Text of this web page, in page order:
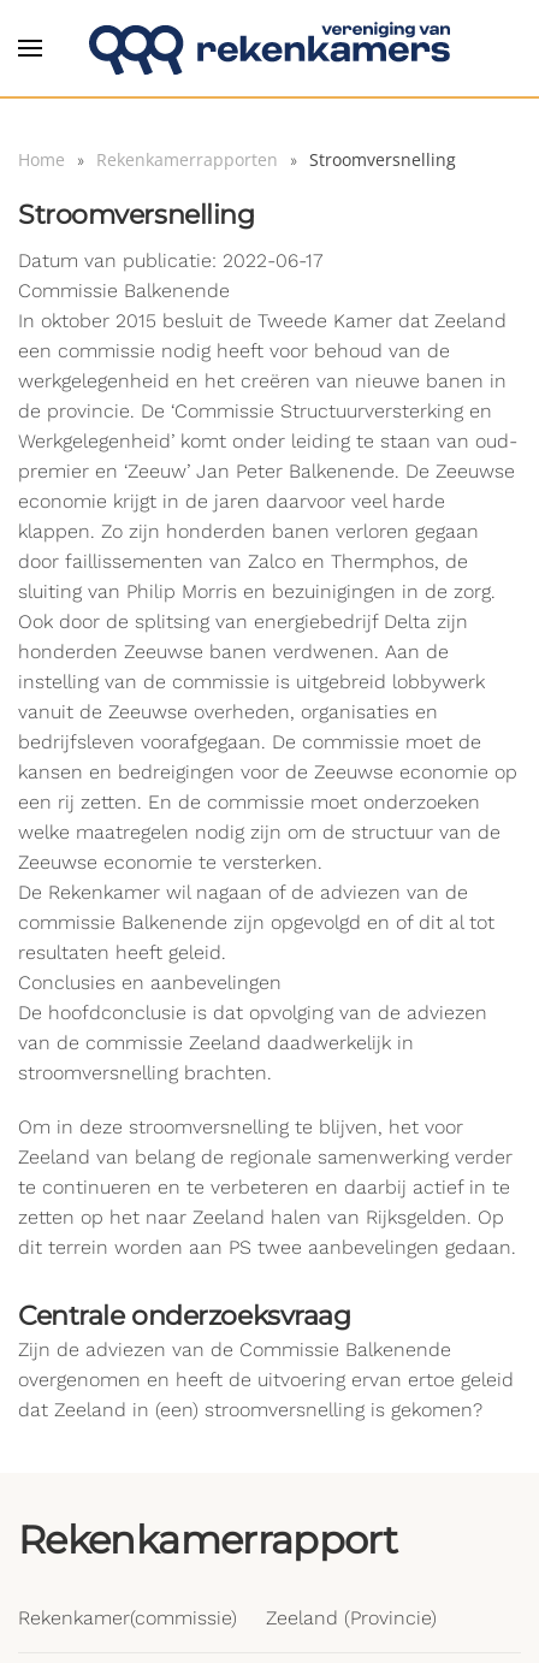
Overslaan en naar de inhoud gaan
Home Rekenkamerrapporten Stroomversnelling
Stroomversnelling
Datum van publicatie: 2022-06-17
Commissie Balkenende
In oktober 2015 besluit de Tweede Kamer dat Zeeland
een commissie nodig heeft voor behoud van de
werkgelegenheid en het creëren van nieuwe banen in
de provincie. De ‘Commissie Structuurversterking en
Werkgelegenheid’ komt onder leiding te staan van oud-
premier en ‘Zeeuw’ Jan Peter Balkenende. De Zeeuwse
economie krijgt in de jaren daarvoor veel harde
klappen. Zo zijn honderden banen verloren gegaan
door faillissementen van Zalco en Thermphos, de
sluiting van Philip Morris en bezuinigingen in de zorg.
Ook door de splitsing van energiebedrijf Delta zijn
honderden Zeeuwse banen verdwenen. Aan de
instelling van de commissie is uitgebreid lobbywerk
vanuit de Zeeuwse overheden, organisaties en
bedrijfsleven voorafgegaan. De commissie moet de
kansen en bedreigingen voor de Zeeuwse economie op
een rij zetten. En de commissie moet onderzoeken
welke maatregelen nodig zijn om de structuur van de
Zeeuwse economie te versterken.
De Rekenkamer wil nagaan of de adviezen van de
commissie Balkenende zijn opgevolgd en of dit al tot
resultaten heeft geleid.
Conclusies en aanbevelingen
De hoofdconclusie is dat opvolging van de adviezen
van de commissie Zeeland daadwerkelijk in
stroomversnelling brachten.
Om in deze stroomversnelling te blijven, het voor
Zeeland van belang de regionale samenwerking verder
te continueren en te verbeteren en daarbij actief in te
zetten op het naar Zeeland halen van Rijksgelden. Op
dit terrein worden aan PS twee aanbevelingen gedaan.
Centrale onderzoeksvraag
Zijn de adviezen van de Commissie Balkenende
overgenomen en heeft de uitvoering ervan ertoe geleid
dat Zeeland in (een) stroomversnelling is gekomen?
Rekenkamerrapport
Rekenkamer(commissie) Zeeland (Provincie)